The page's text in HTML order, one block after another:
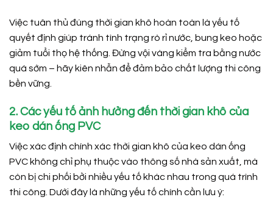
Việc tuân thủ đúng thời gian khô hoàn toàn là yếu tố
quyết định giúp tránh tình trạng rò rỉ nước, bung keo hoặc
giảm tuổi thọ hệ thống. Đừng vội vàng kiểm tra bằng nước
quá sớm – hãy kiên nhẫn để đảm bảo chất lượng thi công
bền vững.
2. Các yếu tố ảnh hưởng đến thời gian khô của
keo dán ống PVC
Việc xác định chính xác thời gian khô của keo dán ống
PVC không chỉ phụ thuộc vào thông số nhà sản xuất, mà
còn bị chi phối bởi nhiều yếu tố khác nhau trong quá trình
thi công. Dưới đây là những yếu tố chính cần lưu ý: